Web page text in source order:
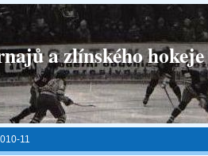
a zlínského hokeje
11